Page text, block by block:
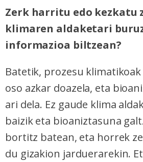
Zerk harritu edo kezkatu
klimaren aldaketari
informazioa biltzean?
Batetik, prozesu
oso azkar doazela, eta
ari dela. Ez gaude klima
baizik eta bioaniztasuna
bortitz batean, eta horrek
du gizakion jarduerarekin.